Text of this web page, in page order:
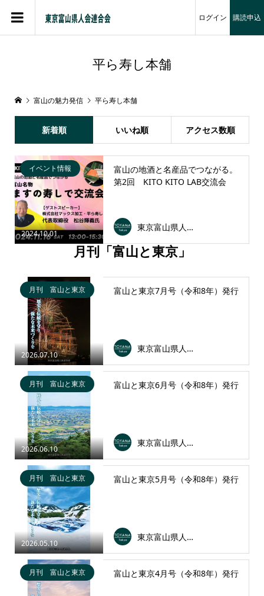
ログイン 購読申込
平ら寿し本舗
富山の魅力発信 平ら寿し本舗
新着順 いいね順 アクセス数順
2024.10.01
イベント情報
富山の地酒と名産品でつながる。
第2回 KITO KITO LAB交流会
東京富山県人会連合会
月刊「富山と東京」
2026.07.10
月刊 富山と東京 富山と東京7月号（令和8年）発行
東京富山県人会連合会
2026.06.10
月刊 富山と東京 富山と東京6月号（令和8年）発行
東京富山県人会連合会
2026.05.10
月刊 富山と東京 富山と東京5月号（令和8年）発行
東京富山県人会連合会
月刊 富山と東京 富山と東京4月号（令和8年）発行